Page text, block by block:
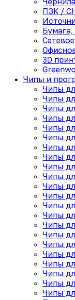
ПЗК /
3D
Чипы и
Чипы
Чипы
Чипы
Чипы
Чипы
Чипы
Чипы
Чипы
Чипы
Чипы
Чипы
Чипы
Чипы
Чипы
Чипы
Чипы
Чипы
Чипы
Чипы
Чипы
Чипы
Чипы